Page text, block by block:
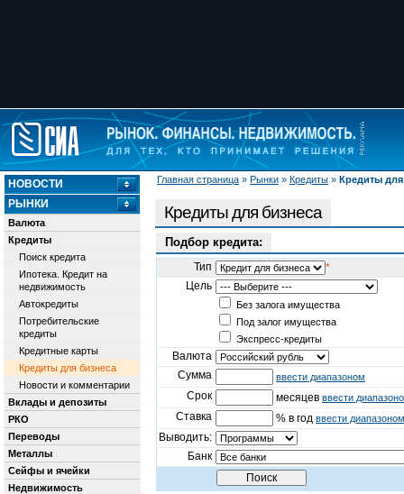
Главная страница » Рынки » Кредиты » Кредиты для
НОВОСТИ
РЫНКИ
Валюта
Кредиты
Поиск кредита
Ипотека. Кредит на
недвижимость
Автокредиты
Потребительские
кредиты
Кредитные карты
Кредиты для бизнеса
Новости и комментарии
Вклады и депозиты
РКО
Переводы
Металлы
Сейфы и ячейки
Недвижимость
Кредиты для бизнеса
Подбор кредита:
Тип
*
Цель
Без залога имущества
Под залог имущества
Экспресс-кредиты
Валюта
Сумма
ввести диапазоном
Срок месяцев ввести
Ставка % в год ввести диапазоном
Выводить:
Банк